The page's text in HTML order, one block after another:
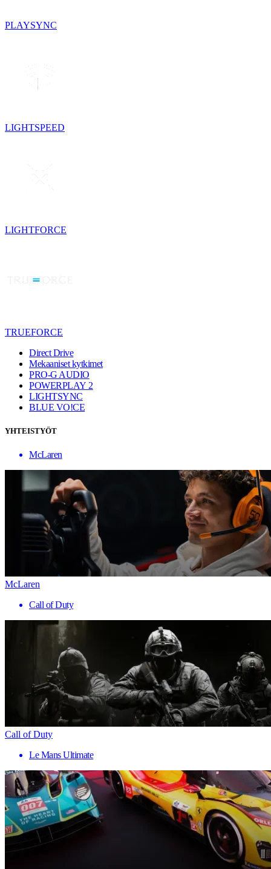
PLAYSYNC
LIGHTSPEED
LIGHTFORCE
TRUEFORCE
Direct Drive
Mekaaniset kytkimet
PRO-G AUDIO
POWERPLAY 2
LIGHTSYNC
BLUE VO!CE
YHTEISTYÖT
McLaren
McLaren
Call of Duty
Call of Duty
Le Mans Ultimate